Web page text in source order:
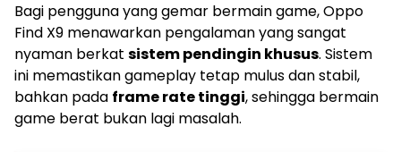
Bagi pengguna yang gemar bermain game, Oppo
Find X9 menawarkan pengalaman yang sangat
nyaman berkat sistem pendingin khusus. Sistem
ini memastikan gameplay tetap mulus dan stabil,
bahkan pada frame rate tinggi, sehingga bermain
game berat bukan lagi masalah.